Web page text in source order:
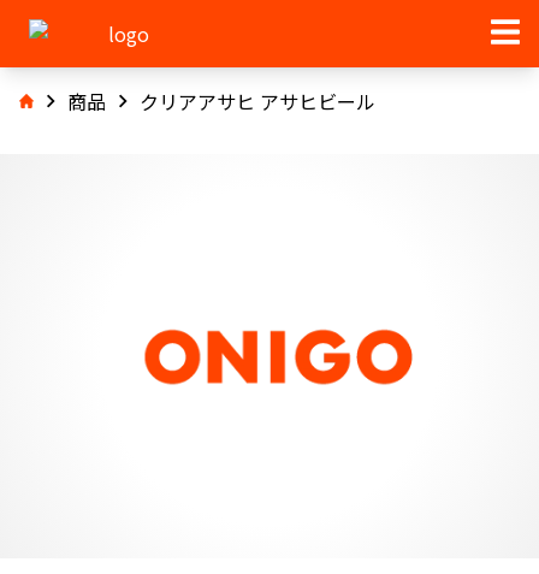
商品 クリアアサヒ アサヒビール